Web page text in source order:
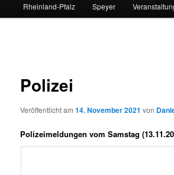
Rheinland-Pfalz Speyer
Polizei
Veröffentlicht am14. November 2021 von
Polizeimeldungen vom Samstag